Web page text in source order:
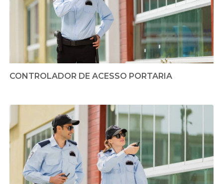
CONTROLADOR DE ACESSO PORTARIA